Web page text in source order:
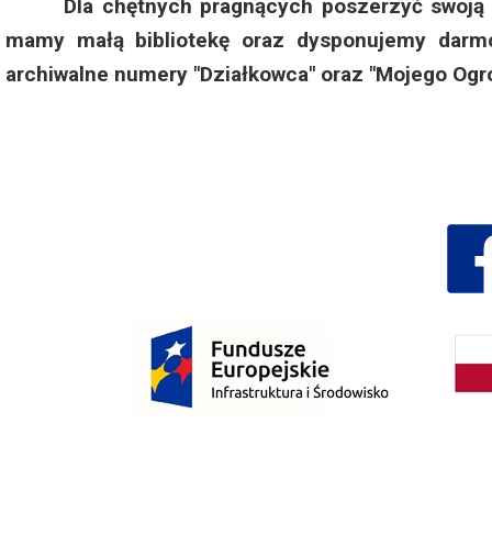
Dla chętnych pragnących poszerzyć swoją
mamy małą bibliotekę oraz dysponujemy
archiwalne numery "Działkowca" oraz "Mojego